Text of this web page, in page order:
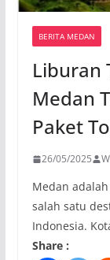
BERITA MEDAN
Liburan
Medan
Paket
26/05/2025
Medan
salah satu
Indonesia.
Share :